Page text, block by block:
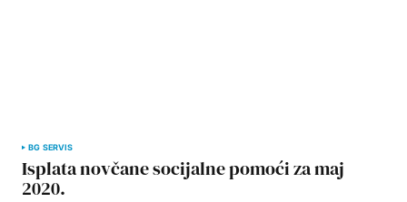
BG SERVIS
Isplata novčane socijalne pomoći za maj
2020.